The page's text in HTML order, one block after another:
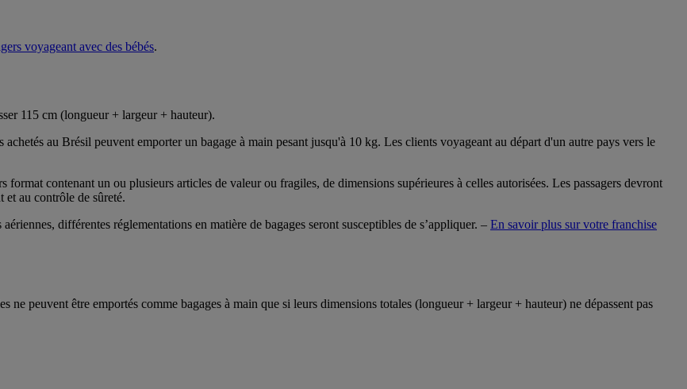
voyageant avec des bébés.
115 cm (longueur + largeur + hauteur).
au Brésil peuvent emporter un bagage à main pesant jusqu'à 10 kg. Les clients voyageant au départ d'un autre pays vers le
format contenant un ou plusieurs articles de valeur ou fragiles, de dimensions supérieures à celles autorisées. Les passagers devront
et au contrôle de sûreté.
différentes réglementations en matière de bagages seront susceptibles de s’appliquer. – En savoir plus sur votre franchise
ne peuvent être emportés comme bagages à main que si leurs dimensions totales (longueur + largeur + hauteur) ne dépassent pas